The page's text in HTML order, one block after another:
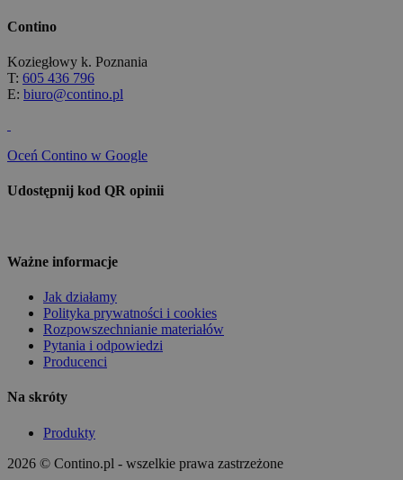
Contino
Koziegłowy k. Poznania
T: 605 436 796
E: biuro@contino.pl
Oceń Contino w Google
Udostępnij kod QR opinii
Ważne informacje
Jak działamy
Polityka prywatności i cookies
Rozpowszechnianie materiałów
Pytania i odpowiedzi
Producenci
Na skróty
Produkty
2026 © Contino.pl - wszelkie prawa zastrzeżone